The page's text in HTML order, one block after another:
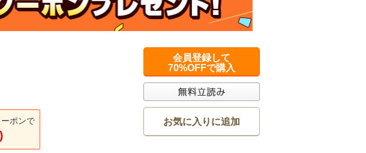
ポンで
会員登録して
70%OFFで購入
お気に入りに追加